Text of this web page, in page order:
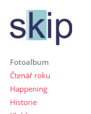
Fotoalbum
Čtenář roku
Happening
Historie